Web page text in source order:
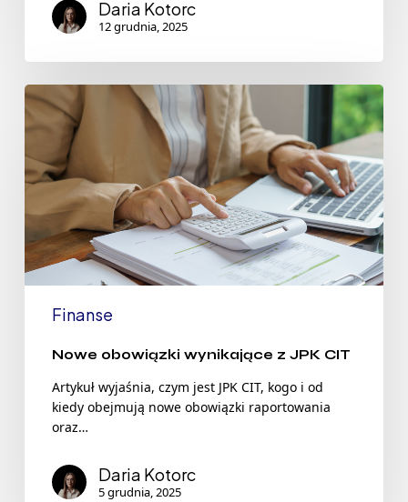
Daria Kotorc
12 grudnia, 2025
Finanse
Nowe obowiązki wynikające z JPK CIT
Artykuł wyjaśnia, czym jest JPK CIT, kogo i od
kiedy obejmują nowe obowiązki raportowania
oraz…
Daria Kotorc
5 grudnia, 2025